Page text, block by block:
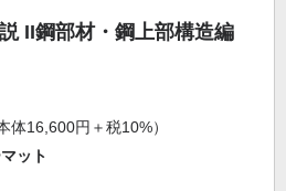
II鋼部材・鋼上部構造編
本体16,600円＋税10%）
ット